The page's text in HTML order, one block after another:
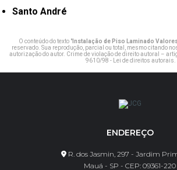
Santo André
O conteúdo do texto "Instalação de Piso Laminado
reservado. Sua reprodução, parcial ou total, mesmo citando
autorização do autor. Crime de violação de direito autoral –
9610/98 - Lei de direitos autorais.
ENDEREÇO
R. dos Jasmin, 297 - Jardim
Mauá - SP - CEP: 09361-220